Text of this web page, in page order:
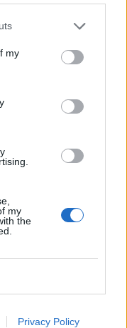
my
my
the
Privacy Policy
értesült három, az
amerikai milliárdos
előtt.
Magyar Péter,
a szerda
közéletben, így a
Péter miniszterelnök